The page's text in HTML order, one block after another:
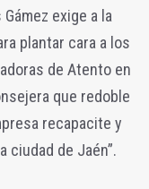
exige a la
plantar cara a los
de Atento en
que redoble
recapacite y
ciudad de Jaén”.